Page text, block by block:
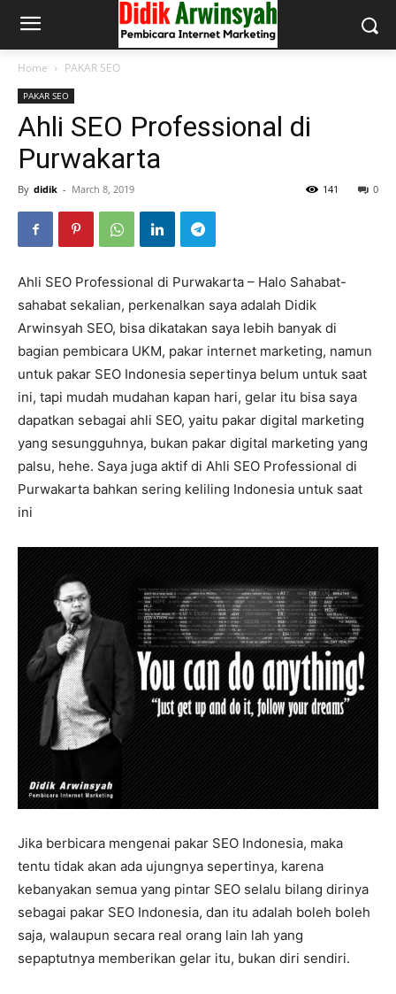
Home PAKAR SEO
PAKAR SEO
Ahli SEO Professional di
Purwakarta
By didik - March 8, 2019 0
141
Ahli SEO Professional di Purwakarta – Halo Sahabat-
sahabat sekalian, perkenalkan saya adalah Didik
Arwinsyah SEO, bisa dikatakan saya lebih banyak di
bagian pembicara UKM, pakar internet marketing, namun
untuk pakar SEO Indonesia sepertinya belum untuk saat
ini, tapi mudah mudahan kapan hari, gelar itu bisa saya
dapatkan sebagai ahli SEO, yaitu pakar digital marketing
yang sesungguhnya, bukan pakar digital marketing yang
palsu, hehe. Saya juga aktif di Ahli SEO Professional di
Purwakarta bahkan sering keliling Indonesia untuk saat
ini
Jika berbicara mengenai pakar SEO Indonesia, maka
tentu tidak akan ada ujungnya sepertinya, karena
kebanyakan semua yang pintar SEO selalu bilang dirinya
sebagai pakar SEO Indonesia, dan itu adalah boleh boleh
saja, walaupun secara real orang lain lah yang
sepaptutnya memberikan gelar itu, bukan diri sendiri.